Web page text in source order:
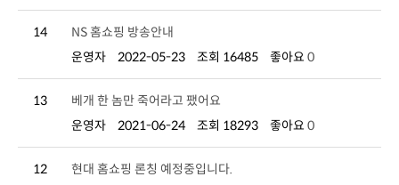
14
NS 홈쇼핑 방송안내
운영자
2022-05-23 조회 16485 좋아요 0
13
베개 한 놈만 죽어라고 팼어요
운영자
2021-06-24 조회 18293 좋아요 0
12
현대 홈쇼핑 론칭 예정중입니다.